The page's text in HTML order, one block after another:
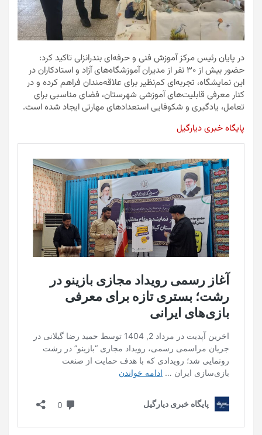
در پایان رئیس مرکز آموزش فنی و حرفه‌ای بندرانزلی تاکید کرد:
حضور بیش از ۳۰ نفر از مدیران آموزشگاه‌های آزاد و استادکاران در
این نمایشگاه، تجربه‌ای کم‌نظیر برای علاقه‌مندان فراهم کرده و در
کنار معرفی قابلیت‌های آموزشی شهرستان، فضای مناسبی برای
تعامل، یادگیری و شکوفایی استعدادهای مهارتی ایجاد شده است.
پایگاه خبری دیارگیل